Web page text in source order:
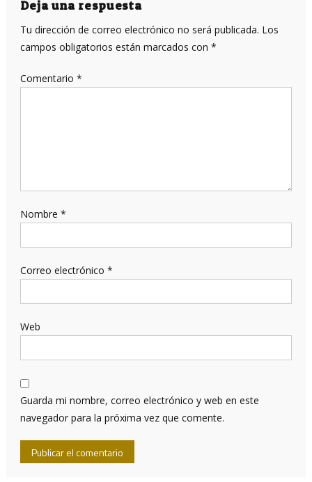
entradas
Deja una respuesta
Tu dirección de correo electrónico no será publicada. Los
campos obligatorios están marcados con *
Comentario *
Nombre *
Correo electrónico *
Web
Guarda mi nombre, correo electrónico y web en este
navegador para la próxima vez que comente.